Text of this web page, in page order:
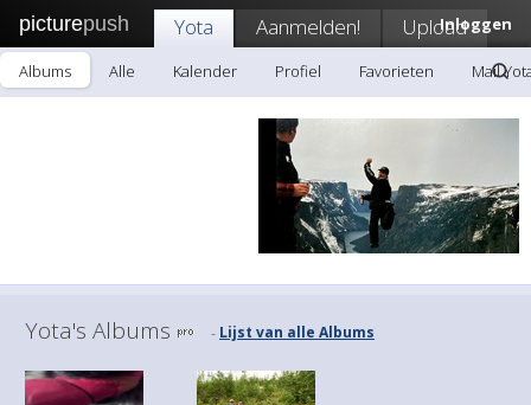
picturepush Inloggen
Yota Aanmelden! Upload
Albums Alle Kalender Profiel Favorieten Mail
Yota's Albums - Lijst van alle Albums